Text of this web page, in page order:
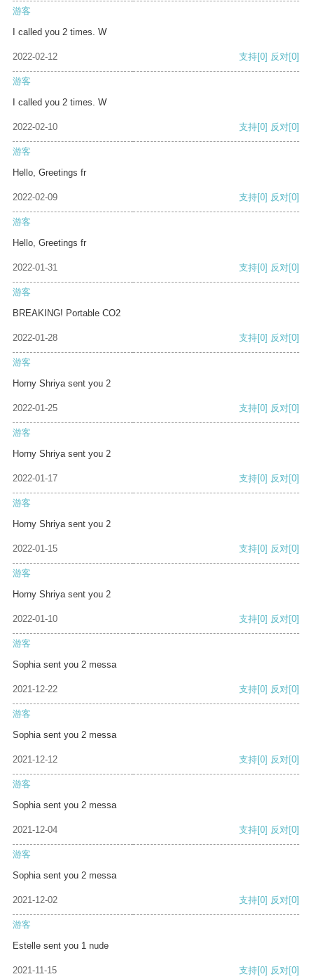
游客
I called you 2 times. W
2022-02-12 支持[0] 反对[0]
游客
I called you 2 times. W
2022-02-10 支持[0] 反对[0]
游客
Hello, Greetings fr
2022-02-09 支持[0] 反对[0]
游客
Hello, Greetings fr
2022-01-31 支持[0] 反对[0]
游客
BREAKING! Portable CO2
2022-01-28 支持[0] 反对[0]
游客
Horny Shriya sent you 2
2022-01-25 支持[0] 反对[0]
游客
Horny Shriya sent you 2
2022-01-17 支持[0] 反对[0]
游客
Horny Shriya sent you 2
2022-01-15 支持[0] 反对[0]
游客
Horny Shriya sent you 2
2022-01-10 支持[0] 反对[0]
游客
Sophia sent you 2 messa
2021-12-22 支持[0] 反对[0]
游客
Sophia sent you 2 messa
2021-12-12 支持[0] 反对[0]
游客
Sophia sent you 2 messa
2021-12-04 支持[0] 反对[0]
游客
Sophia sent you 2 messa
2021-12-02 支持[0] 反对[0]
游客
Estelle sent you 1 nude
2021-11-15 支持[0] 反对[0]